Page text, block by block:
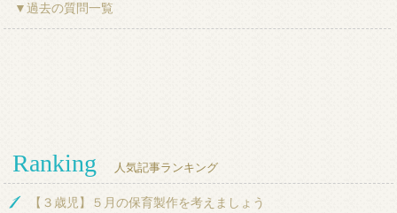
▼過去の質問一覧
Ranking 人気記事ランキング
【３歳児】５月の保育製作を考えましょう